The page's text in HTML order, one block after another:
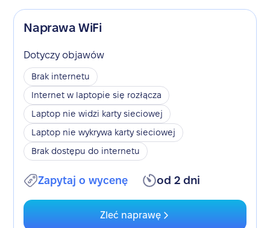
Naprawa WiFi
Dotyczy objawów
Brak internetu
Internet w laptopie się rozłącza
Laptop nie widzi karty sieciowej
Laptop nie wykrywa karty sieciowej
Brak dostępu do internetu
Zapytaj o wycenę od 2 dni
Zleć naprawę